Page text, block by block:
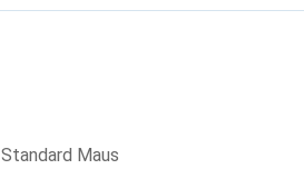
Standard Maus